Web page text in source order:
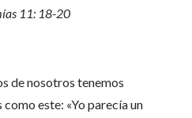
11: 18-20
de nosotros tenemos
este: «Yo parecía un